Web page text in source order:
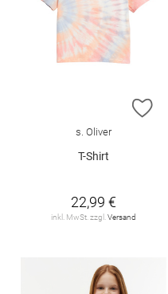
s. Oliver
T-Shirt
22,99 €
inkl. MwSt. zzgl.Versand